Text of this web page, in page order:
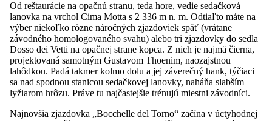
Od reštaurácie na opačnú stranu, teda hore, vedie sedačková
lanovka na vrchol Cima Motta s 2 336 m n. m. Odtiaľto máte na
výber niekoľko rôzne náročných zjazdoviek späť (vrátane
závodného homologovaného svahu) alebo tri zjazdovky do sedla
Dosso dei Vetti na opačnej strane kopca. Z nich je najmä čierna,
projektovaná samotným Gustavom Thoenim, naozajstnou
lahôdkou. Padá takmer kolmo dolu a jej záverečný hank, týčiaci
sa nad spodnou stanicou sedačkovej lanovky, naháňa slabším
lyžiarom hrôzu. Práve tu najčastejšie trénujú miestni závodníci.
Najnovšia zjazdovka „Bocchelle del Torno“ začína v úctyhodnej